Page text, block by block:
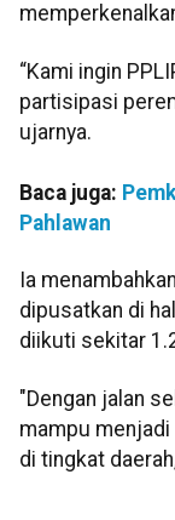
“Kami ingin
partisipasi
ujarnya.
Baca juga:
Pahlawan
Ia
dipusatkan di
diikuti sekitar
"Dengan jalan
mampu
di tingkat